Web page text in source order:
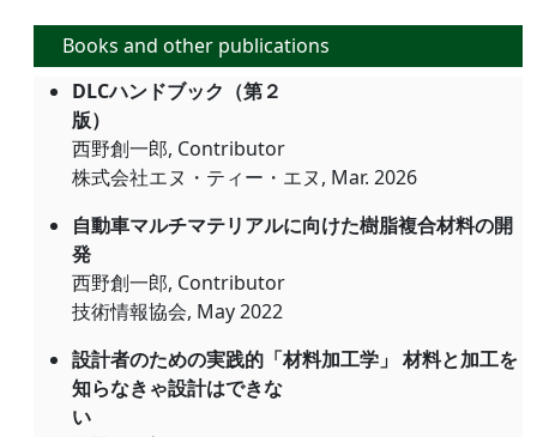
Books and other publications
DLCハンドブック（第２
版）
西野創一郎, Contributor
株式会社エヌ・ティー・エヌ, Mar. 2026
自動車マルチマテリアルに向けた樹脂複合材料の開
発
西野創一郎, Contributor
技術情報協会, May 2022
設計者のための実践的「材料加工学」 材料と加工を
知らなきゃ設計はできな
い